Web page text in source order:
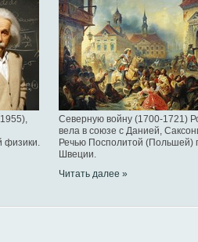
физики.
Северную войну (1700-1721)
вела в союзе с Данией,
Речью Посполитой (Польшей)
Швеции.
Читать далее »